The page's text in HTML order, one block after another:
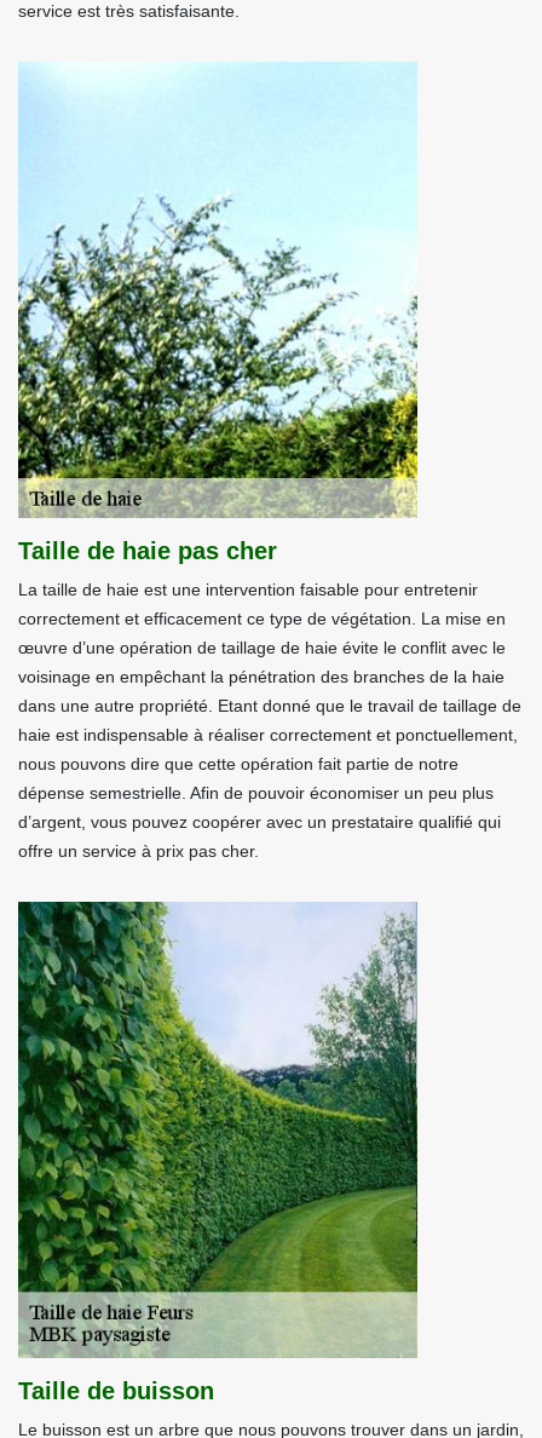
service est très satisfaisante.
Taille de haie pas cher
La taille de haie est une intervention faisable pour entretenir
correctement et efficacement ce type de végétation. La mise en
œuvre d’une opération de taillage de haie évite le conflit avec le
voisinage en empêchant la pénétration des branches de la haie
dans une autre propriété. Etant donné que le travail de taillage de
haie est indispensable à réaliser correctement et ponctuellement,
nous pouvons dire que cette opération fait partie de notre
dépense semestrielle. Afin de pouvoir économiser un peu plus
d’argent, vous pouvez coopérer avec un prestataire qualifié qui
offre un service à prix pas cher.
Taille de buisson
Le buisson est un arbre que nous pouvons trouver dans un jardin,